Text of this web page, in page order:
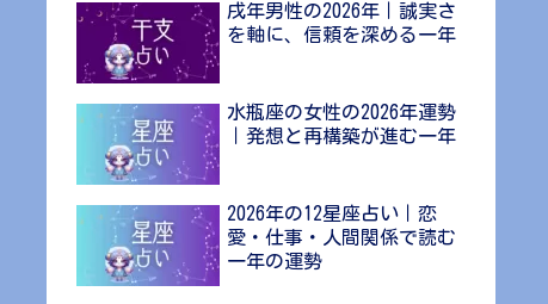
戌年男性の2026年｜誠実さ
を軸に、信頼を深める一年
水瓶座の女性の2026年運勢
｜発想と再構築が進む一年
2026年の12星座占い｜恋
愛・仕事・人間関係で読む
一年の運勢